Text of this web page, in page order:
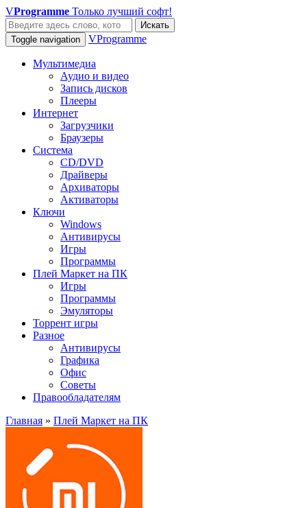
VProgramme Только лучший софт!
Искать
Toggle navigation
VProgramme
Мультимедиа
Аудио и видео
Запись дисков
Плееры
Интернет
Загрузчики
Браузеры
Система
CD/DVD
Драйверы
Архиваторы
Активаторы
Ключи
Windows
Антивирусы
Игры
Программы
Плей Маркет на ПК
Игры
Программы
Эмуляторы
Торрент игры
Разное
Антивирусы
Графика
Офис
Советы
Правообладателям
Главная » Плей Маркет на ПК